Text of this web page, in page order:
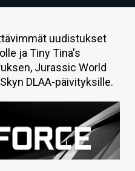
uudistukset
ja Tiny Tina's
Jurassic World
DLAA-päivityksille.